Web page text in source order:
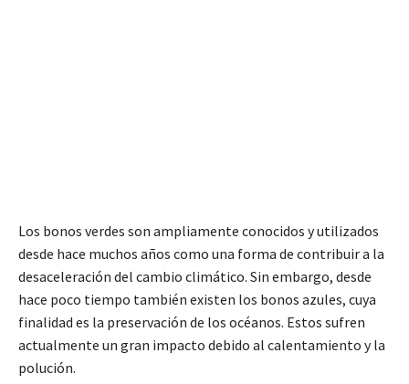
Los bonos verdes son ampliamente conocidos y utilizados
desde hace muchos años como una forma de contribuir a la
desaceleración del cambio climático. Sin embargo, desde
hace poco tiempo también existen los bonos azules, cuya
finalidad es la preservación de los océanos. Estos sufren
actualmente un gran impacto debido al calentamiento y la
polución.